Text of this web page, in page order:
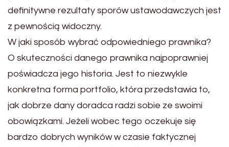
definitywne rezultaty sporów ustawodawczych jest
z pewnością widoczny.
W jaki sposób wybrać odpowiedniego prawnika?
O skuteczności danego prawnika najpoprawniej
poświadcza jego historia. Jest to niezwykle
konkretna forma portfolio, która przedstawia to,
jak dobrze dany doradca radzi sobie ze swoimi
obowiązkami. Jeżeli wobec tego oczekuje się
bardzo dobrych wyników w czasie faktycznej